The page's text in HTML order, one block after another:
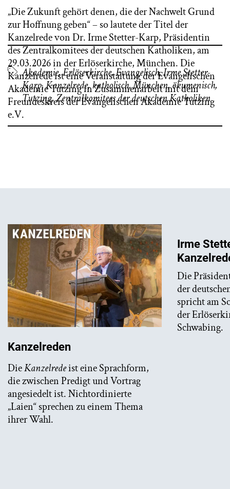
„Die Zukunft gehört denen, die der Nachwelt Grund
zur Hoffnung geben“ – so lautete der Titel der
Kanzelrede von Dr. Irme Stetter-Karp, Präsidentin
des Zentralkomitees der deutschen Katholiken, am
29.03.2026 in der Erlöserkirche, München. Die
Kanzelrede ist eine Veranstaltung der Evangelischen
Akademie Tutzing in Zusammenarbeit mit dem
Freundeskreis der Evangelischen Akademie Tutzing
e.V.
Akademie,Erlöserkirche,Evangelisch,Irme Stetter-
Karp,Kanzelrede,katholisch,München,ökumenisch,
Tutzing,Zentralkomitees der deutschen Katholiken
Kanzelreden
DieKanzelredeist eine Sprachform,
die zwischen Predigt und Vortrag
angesiedelt ist. Nichtordinierte
„Laien“ sprechen zu einem Thema
ihrer Wahl.
Irme
Die
der
spricht am
der
Schwabing.